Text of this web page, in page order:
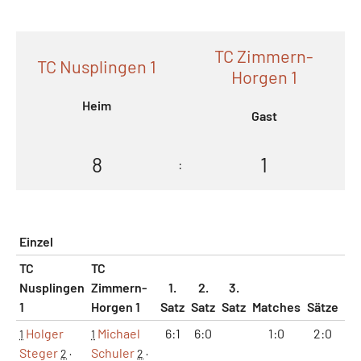
TC Nusplingen 1
Heim
TC Zimmern-
Horgen 1
Gast
8 : 1
Einzel
TC
Nusplingen
1
TC
Zimmern-
Horgen 1
1.
Satz
2.
Satz
3.
Satz Matches Sätze
1 Holger
Steger2 ·
1 Michael
Schuler2 ·
6:1 6:0 1:0 2:0